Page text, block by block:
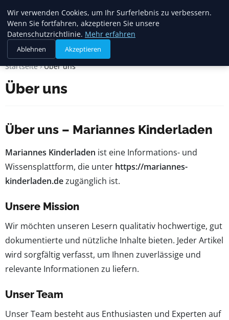
Mariannes
Kinderladen
Startseite Über uns
Über uns
Über uns – Mariannes Kinderladen
Mariannes Kinderladen ist eine Informations- und
Wissensplattform, die unter https://mariannes-
kinderladen.dezugänglich ist.
Unsere Mission
Wir möchten unseren Lesern qualitativ hochwertige, gut
dokumentierte und nützliche Inhalte bieten. Jeder Artikel
wird sorgfältig verfasst, um Ihnen zuverlässige und
relevante Informationen zu liefern.
Unser Team
Unser Team besteht aus Enthusiasten und Experten auf
Wir verwenden Cookies, um Ihr Surferlebnis zu verbessern.
Wenn Sie fortfahren, akzeptieren Sie unsere
Datenschutzrichtlinie. Mehr erfahren
Ablehnen Akzeptieren